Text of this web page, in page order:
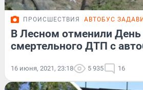
ПРОИСШЕСТВИЯ АВТОБУС
В Лесном отменили День
смертельного ДТП с
16 июня, 2021, 23:18 5 935 16